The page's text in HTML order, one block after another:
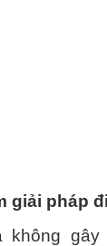
giải pháp
không